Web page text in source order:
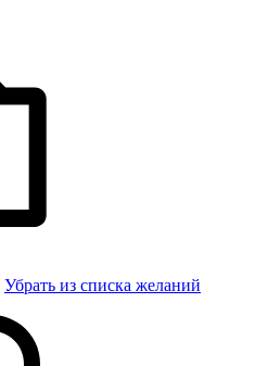
Убрать из списка желаний